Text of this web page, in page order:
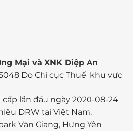
Mại và XNK Diệp An
Do Chi cục Thuế khu vực
cấp lần đầu ngày 2020-08-24
DRW tại Việt Nam.
Văn Giang, Hưng Yên